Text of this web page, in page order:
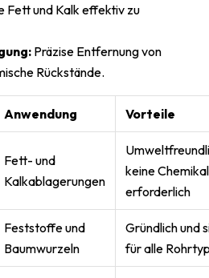
Fett und Kalk effektiv zu
Präzise Entfernung von
Rückstände.
Anwendung Vorteile
Fett- und
Kalkablagerungen
keine
erforderlich
Feststoffe und
Baumwurzeln
Gründlich und
für alle